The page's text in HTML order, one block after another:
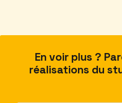
En voir plus ?
réalisations du